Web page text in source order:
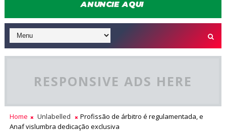
RESPONSIVE ADS HERE
Home Unlabelled
Profissão de árbitro é regulamentada, e
Anaf vislumbra dedicação exclusiva